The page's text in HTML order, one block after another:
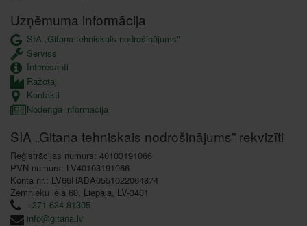
Uzņēmuma informācija
SIA „Gitana tehniskais nodrošinājums”
Serviss
Interesanti
Ražotāji
Kontakti
Noderīga informācija
SIA „Gitana tehniskais nodrošinājums” rekvizīti
Reģistrācijas numurs: 40103191066
PVN numurs: LV40103191066
Konta nr.: LV66HABA0551022064874
Zemnieku iela 60, Liepāja, LV-3401
+371 634 81305
info@gitana.lv